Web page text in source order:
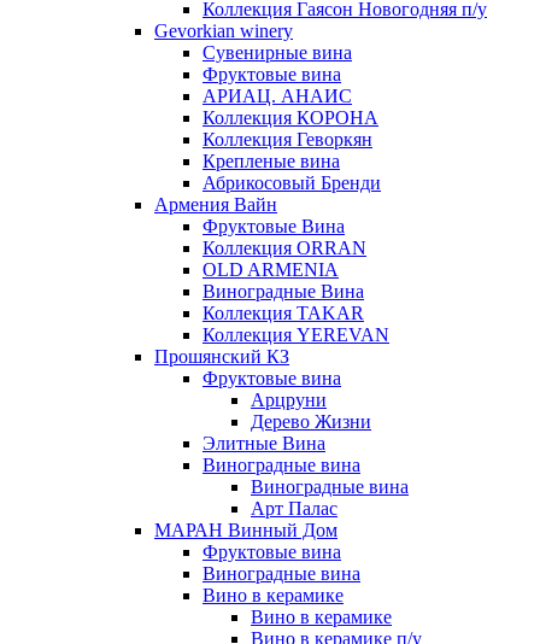
Коллекция Гаясон Новогодняя п/у
Gevorkian winery
Сувенирные вина
Фруктовые вина
АРИАЦ. АНАИС
Коллекция КОРОНА
Коллекция Геворкян
Крепленые вина
Абрикосовый Бренди
Армения Вайн
Фруктовые Вина
Коллекция ORRAN
OLD ARMENIA
Виноградные Вина
Коллекция TAKAR
Коллекция YEREVAN
Прошянский КЗ
Фруктовые вина
Арцруни
Дерево Жизни
Элитные Вина
Виноградные вина
Виноградные вина
Арт Палас
МАРАН Винный Дом
Фруктовые вина
Виноградные вина
Вино в керамике
Вино в керамике
Вино в керамике п/у